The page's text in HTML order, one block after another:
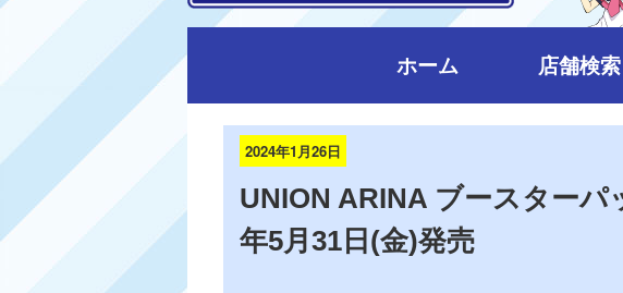
ホーム 店舗検索
2024年1月26日
UNION ARINA ブースター
年5月31日(金)発売